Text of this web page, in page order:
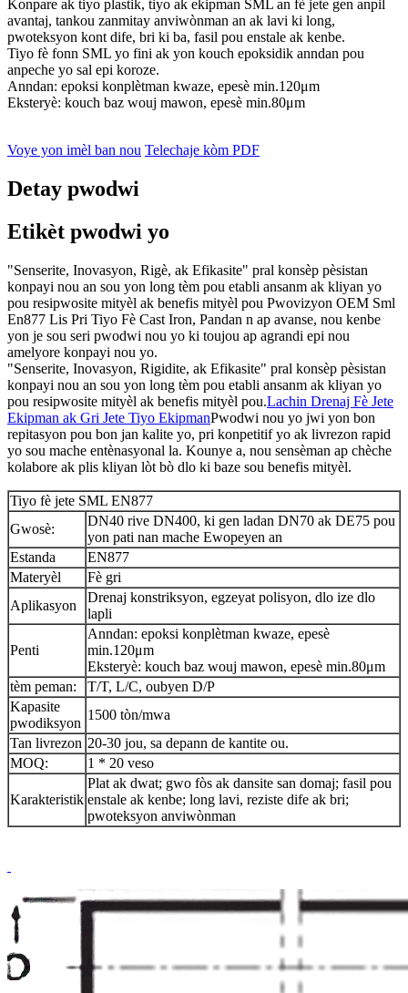
Konpare ak tiyo plastik, tiyo ak ekipman SML an fè jete gen anpil
avantaj, tankou zanmitay anviwònman an ak lavi ki long,
pwoteksyon kont dife, bri ki ba, fasil pou enstale ak kenbe.
Tiyo fè fonn SML yo fini ak yon kouch epoksidik anndan pou
anpeche yo sal epi koroze.
Anndan: epoksi konplètman kwaze, epesè min.120μm
Eksteryè: kouch baz wouj mawon, epesè min.80μm
Voye yon imèl ban nou Telechaje kòm PDF
Detay pwodwi
Etikèt pwodwi yo
"Senserite, Inovasyon, Rigè, ak Efikasite" pral konsèp pèsistan
konpayi nou an sou yon long tèm pou etabli ansanm ak kliyan yo
pou resipwosite mityèl ak benefis mityèl pou Pwovizyon OEM Sml
En877 Lis Pri Tiyo Fè Cast Iron, Pandan n ap avanse, nou kenbe
yon je sou seri pwodwi nou yo ki toujou ap agrandi epi nou
amelyore konpayi nou yo.
"Senserite, Inovasyon, Rigidite, ak Efikasite" pral konsèp pèsistan
konpayi nou an sou yon long tèm pou etabli ansanm ak kliyan yo
pou resipwosite mityèl ak benefis mityèl pou.Lachin Drenaj Fè Jete
Ekipman ak Gri Jete Tiyo EkipmanPwodwi nou yo jwi yon bon
repitasyon pou bon jan kalite yo, pri konpetitif yo ak livrezon rapid
yo sou mache entènasyonal la. Kounye a, nou sensèman ap chèche
kolabore ak plis kliyan lòt bò dlo ki baze sou benefis mityèl.
Tiyo fè jete SML EN877
Gwosè:
DN40 rive DN400, ki gen ladan DN70 ak DE75 pou
yon pati nan mache Ewopeyen an
Estanda
EN877
Materyèl
Fè gri
Aplikasyon
Drenaj konstriksyon, egzeyat polisyon, dlo ize dlo
lapli
Penti
Anndan: epoksi konplètman kwaze, epesè
min.120μm
Eksteryè: kouch baz wouj mawon, epesè min.80μm
tèm peman:
T/T, L/C, oubyen D/P
Kapasite
pwodiksyon
1500 tòn/mwa
Tan livrezon 20-30 jou, sa depann de kantite ou.
MOQ:
1 * 20 veso
Karakteristik
Plat ak dwat; gwo fòs ak dansite san domaj; fasil pou
enstale ak kenbe; long lavi, reziste dife ak bri;
pwoteksyon anviwònman